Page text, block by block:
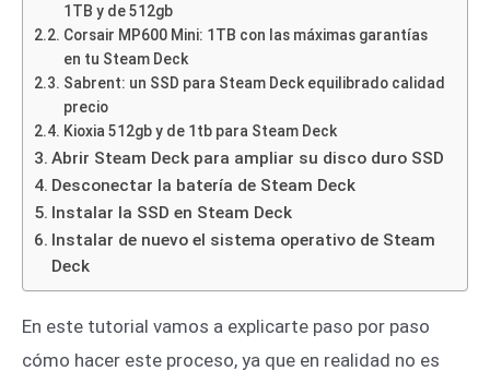
1TB y de 512gb
Corsair MP600 Mini: 1TB con las máximas garantías
en tu Steam Deck
Sabrent: un SSD para Steam Deck equilibrado calidad
precio
Kioxia 512gb y de 1tb para Steam Deck
Abrir Steam Deck para ampliar su disco duro SSD
Desconectar la batería de Steam Deck
Instalar la SSD en Steam Deck
Instalar de nuevo el sistema operativo de Steam
Deck
En este tutorial vamos a explicarte paso por paso
cómo hacer este proceso, ya que en realidad no es